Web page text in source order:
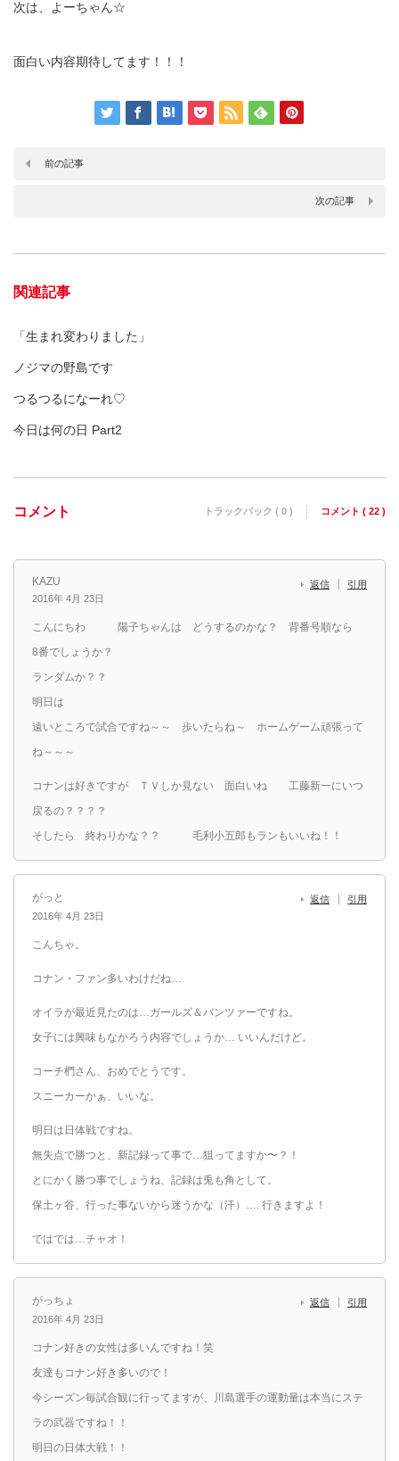
次は、よーちゃん☆
面白い内容期待してます！！！
前の記事
次の記事
関連記事
「生まれ変わりました」
ノジマの野島です
つるつるになーれ♡
今日は何の日 Part2
コメント トラックバック ( 0 ) コメント ( 22 )
KAZU
2016年 4月 23日
返信 引用
こんにちわ 陽子ちゃんは どうするのかな？ 背番号順なら
8番でしょうか？
ランダムか？？
明日は
遠いところで試合ですね～～ 歩いたらね～ ホームゲーム頑張って
ね～～～
コナンは好きですが ＴＶしか見ない 面白いね 工藤新一にいつ
戻るの？？？？
そしたら 終わりかな？？ 毛利小五郎もランもいいね！！
がっと
2016年 4月 23日
返信 引用
こんちゃ。
コナン・ファン多いわけだね…
オイラが最近見たのは…ガールズ＆パンツァーですね。
女子には興味もなかろう内容でしょうか… いいんだけど。
コーチ椚さん、おめでとうです。
スニーカーかぁ、いいな。
明日は日体戦ですね。
無失点で勝つと、新記録って事で…狙ってますか〜？！
とにかく勝つ事でしょうね、記録は兎も角として。
保土ヶ谷、行った事ないから迷うかな（汗）…. 行きますよ！
ではでは…チャオ！
がっちょ
2016年 4月 23日
返信 引用
コナン好きの女性は多いんですね！笑
友達もコナン好き多いので！
今シーズン毎試合観に行ってますが、川島選手の運動量は本当にステ
ラの武器ですね！！
明日の日体大戦！！